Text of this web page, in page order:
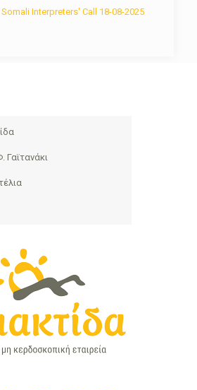
Interpreters' Call 18-08-2025
Γαϊτανάκι